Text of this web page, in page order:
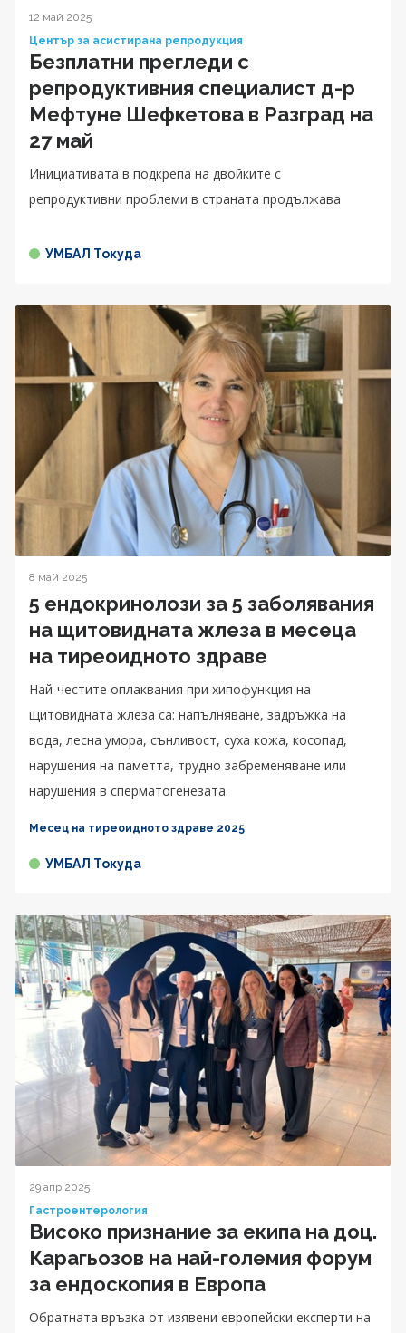
12 май 2025
Център за асистирана репродукция
Безплатни прегледи с
репродуктивния специалист д-р
Мефтуне Шефкетова в Разград на
27 май
Инициативата в подкрепа на двойките с
репродуктивни проблеми в страната продължава
УМБАЛ Токуда
8 май 2025
5 ендокринолози за 5 заболявания
на щитовидната жлеза в месеца
на тиреоидното здраве
Най-честите оплаквания при хипофункция на
щитовидната жлеза са: напълняване, задръжка на
вода, лесна умора, сънливост, суха кожа, косопад,
нарушения на паметта, трудно забременяване или
нарушения в сперматогенезата.
Месец на тиреоидното здраве 2025
УМБАЛ Токуда
29 апр 2025
Гастроентерология
Високо признание за екипа на доц.
Карагьозов на най-големия форум
за ендоскопия в Европа
Обратната връзка от изявени европейски експерти на